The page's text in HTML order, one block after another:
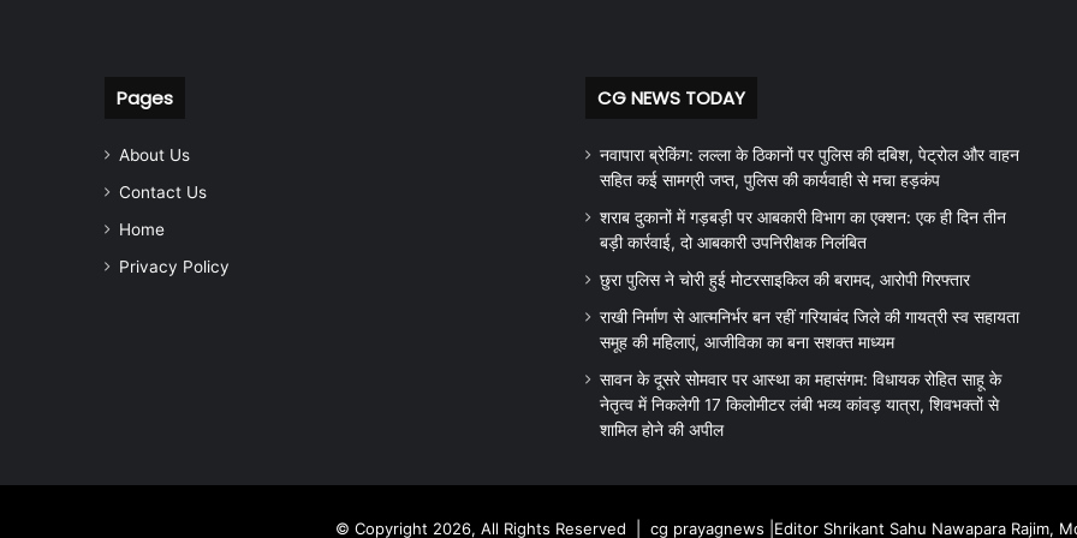
Pages
About Us
Contact Us
Home
Privacy Policy
CG NEWS TODAY
नवापारा ब्रेकिंग: लल्ला के ठिकानों पर पुलिस की दबिश, पेट्रोल और वाहन
सहित कई सामग्री जप्त, पुलिस की कार्यवाही से मचा हड़कंप
शराब दुकानों में गड़बड़ी पर आबकारी विभाग का एक्शन: एक ही दिन तीन
बड़ी कार्रवाई, दो आबकारी उपनिरीक्षक निलंबित
छुरा पुलिस ने चोरी हुई मोटरसाइकिल की बरामद, आरोपी गिरफ्तार
राखी निर्माण से आत्मनिर्भर बन रहीं गरियाबंद जिले की गायत्री स्व सहायता
समूह की महिलाएं, आजीविका का बना सशक्त माध्यम
सावन के दूसरे सोमवार पर आस्था का महासंगम: विधायक रोहित साहू के
नेतृत्व में निकलेगी 17 किलोमीटर लंबी भव्य कांवड़ यात्रा, शिवभक्तों से
शामिल होने की अपील
© Copyright 2026, All Rights Reserved | cg prayagnews |Editor Shrikant Sahu Nawapara Rajim,